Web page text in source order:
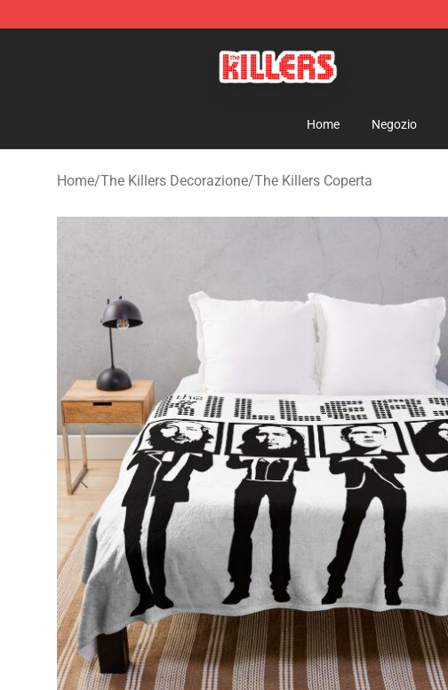
Home Negozio
Home/The Killers Decorazione/The Killers Coperta